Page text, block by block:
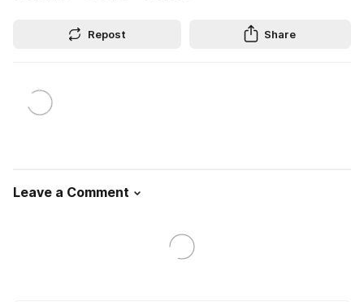
Repost Share
Leave a Comment